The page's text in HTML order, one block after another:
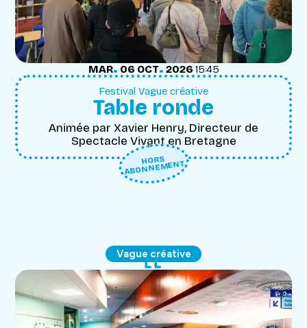
MARDI
MAR. 06OCTOBRE
OCT.2026 15:45
Festival Vague créative
Table ronde
Animée par Xavier Henry, Directeur de
Spectacle Vivant en Bretagne
HORS
ABONNEMENT
Vague créative